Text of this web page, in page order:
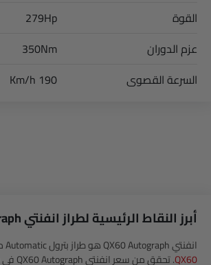
القوة
279Hp
عزم الدوران
350Nm
السرعة القصوى
190 Km/h
أبرز النقاط الرئيسية لطراز انفنتي QX60 Autograph
انفنتي QX60 Autograph هو طراز بترول Automatic من مجموعة
QX60